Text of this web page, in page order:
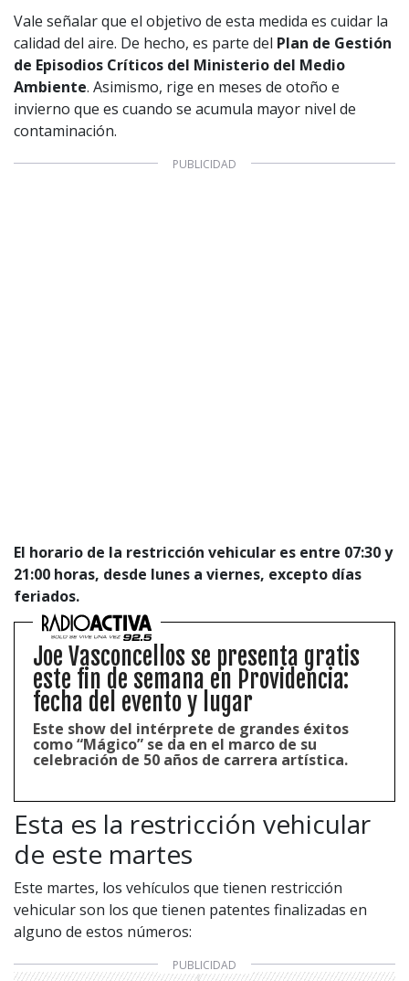
Vale señalar que el objetivo de esta medida es cuidar la
calidad del aire. De hecho, es parte del Plan de Gestión
de Episodios Críticos del Ministerio del Medio
Ambiente. Asimismo, rige en meses de otoño e
invierno que es cuando se acumula mayor nivel de
contaminación.
El horario de la restricción vehicular es entre 07:30 y
21:00 horas, desde lunes a viernes, excepto días
feriados.
Joe Vasconcellos se presenta gratis
este fin de semana en Providencia:
fecha del evento y lugar
Este show del intérprete de grandes éxitos
como “Mágico” se da en el marco de su
celebración de 50 años de carrera artística.
Esta es la restricción vehicular
de este martes
Este martes, los vehículos que tienen restricción
vehicular son los que tienen patentes finalizadas en
alguno de estos números: